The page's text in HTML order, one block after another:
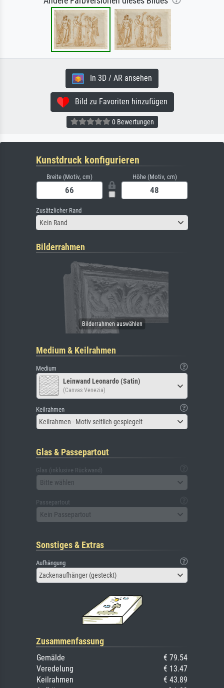
In 3D / AR ansehen
Bild zu Favoriten hinzufügen
0 Bewertungen
Kunstdruck konfigurieren
Breite (Motiv, cm) Höhe (Motiv, cm)
Zusätzlicher Rand
Kein Rand
Bilderrahmen
Medium & Keilrahmen
Medium
Leinwand Leonardo (Satin)
(Canvas Venezia)
Keilrahmen
Keilrahmen - Motiv seitlich gespiegelt
Glas & Passepartout
Glas (inklusive Rückwand)
Bitte wählen
Passepartout
Kein Passepartout
Sonstiges & Extras
Aufhängung
Zackenaufhänger (gesteckt)
Zusammenfassung
Gemälde
€ 79.54
Veredelung
€ 13.47
Keilrahmen
€ 43.89